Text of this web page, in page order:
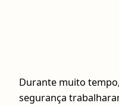
Durante muito
segurança